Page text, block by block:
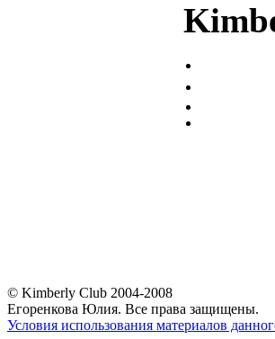
© Kimberly Club 2004-2008
Егоренкова Юлия. Все права защищены.
Условия использования материалов